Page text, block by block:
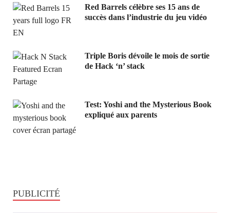
Red Barrels célèbre ses 15 ans de
succès dans l’industrie du jeu vidéo
Triple Boris dévoile le mois de sortie
de Hack ‘n’ stack
Test: Yoshi and the Mysterious Book
expliqué aux parents
PUBLICITÉ